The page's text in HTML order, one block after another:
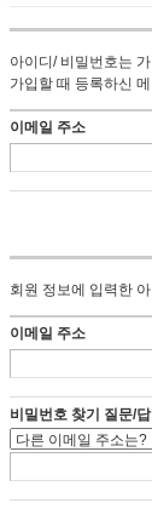
아이디/ 비밀번호는
가입할 때 등록하신
이메일 주소
회원 정보에 입력한
이메일 주소
비밀번호 찾기 질문/